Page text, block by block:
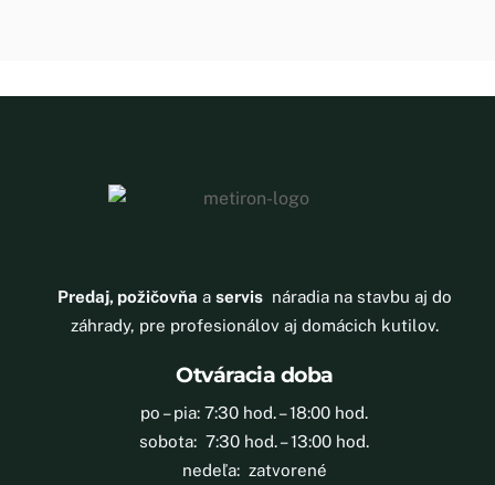
Predaj, požičovňa a servisnáradia na stavbu aj do
záhrady, pre profesionálov aj domácich kutilov.
Otváracia doba
po – pia: 7:30 hod. – 18:00 hod.
sobota: 7:30 hod. – 13:00 hod.
nedeľa: zatvorené